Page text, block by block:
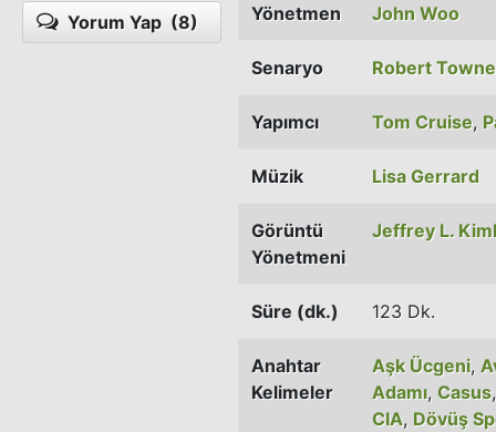
Yorum Yap (8) Yönetmen John Woo
Senaryo Robert Towne
Yapımcı Tom Cruise,
Müzik Lisa Gerrard
Görüntü
Yönetmeni
Jeffrey L.
Süre (dk.) 123 Dk.
Anahtar
Kelimeler
Aşk Ücgeni,
Adamı, Casus
CIA, Dövüş